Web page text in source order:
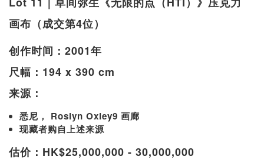
画布（成交第4位）
创作时间：2001年
尺幅：194 x 390 cm
来源：
悉尼， Roslyn Oxley9 画廊
现藏者购自上述来源
估价：HK$25,000,000 - 30,000,000